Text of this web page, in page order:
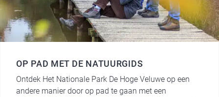
OP PAD MET DE NATUURGIDS
Ontdek Het Nationale Park De Hoge Veluwe op een
andere manier door op pad te gaan met een